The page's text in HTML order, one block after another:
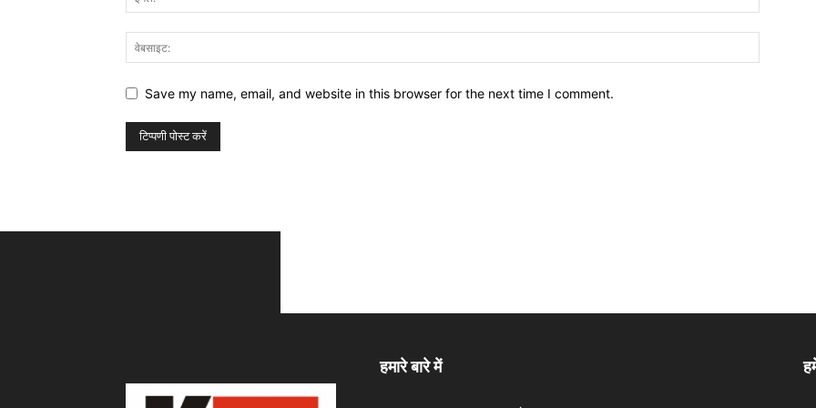
Save my name, email, and website in this browser for the next time I comment.
हमारे बारे में